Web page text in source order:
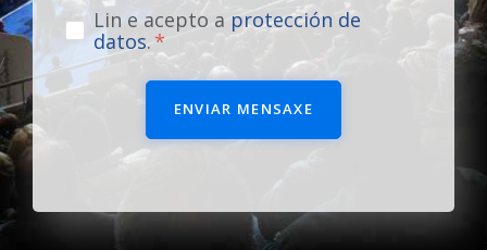
Lin e acepto a protección de
datos.
ENVIAR MENSAXE